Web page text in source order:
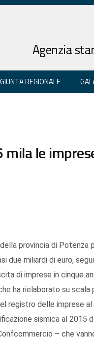
Agenzia
GIUNTA REGIONALE
le
provincia di Potenza
due miliardi di euro,
di imprese in cinque
ha rielaborato su
registro delle imprese
sismica al 2015
– che